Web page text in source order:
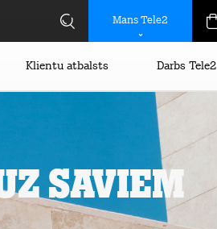
Mans Tele2
Klientu atbalsts Darbs Tele2
saviem